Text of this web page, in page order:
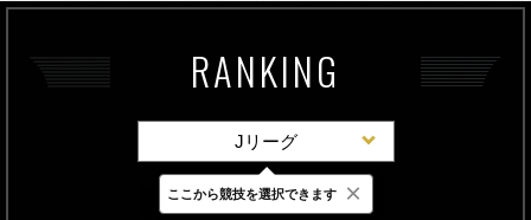
RANKING
Jリーグ
最新 24時間 週間
ここから競技を選択できます ×